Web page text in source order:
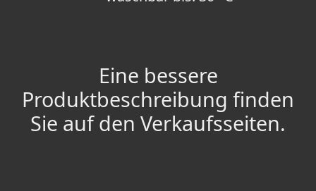
Eine bessere
Produktbeschreibung finden
Sie auf den Verkaufsseiten.